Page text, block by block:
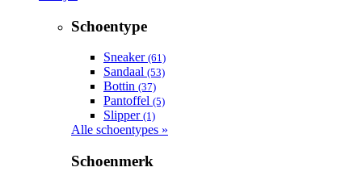
Schoentype
Sneaker (61)
Sandaal (53)
Bottin (37)
Pantoffel (5)
Slipper (1)
Alle schoentypes »
Schoenmerk